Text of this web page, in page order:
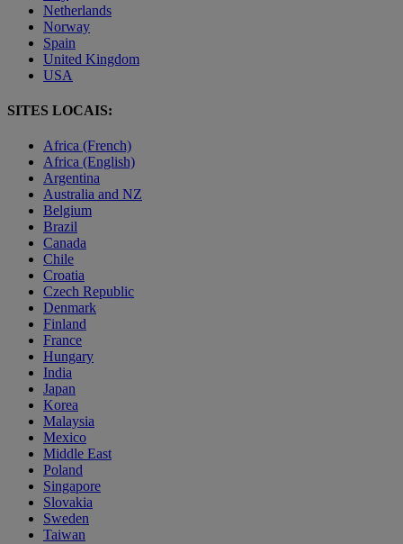
Netherlands
Norway
Spain
United Kingdom
USA
SITES LOCAIS:
Africa (French)
Africa (English)
Argentina
Australia and NZ
Belgium
Brazil
Canada
Chile
Croatia
Czech Republic
Denmark
Finland
France
Hungary
India
Japan
Korea
Malaysia
Mexico
Middle East
Poland
Singapore
Slovakia
Sweden
Taiwan